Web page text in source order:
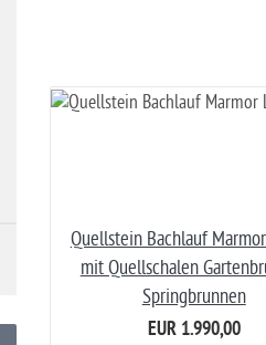
Quellstein Bachlauf
mit Quellschalen
Springbrunnen
EUR 1.990,00